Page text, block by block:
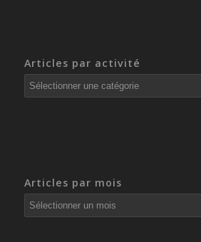
Articles par activité
Articles
par
Articles par mois